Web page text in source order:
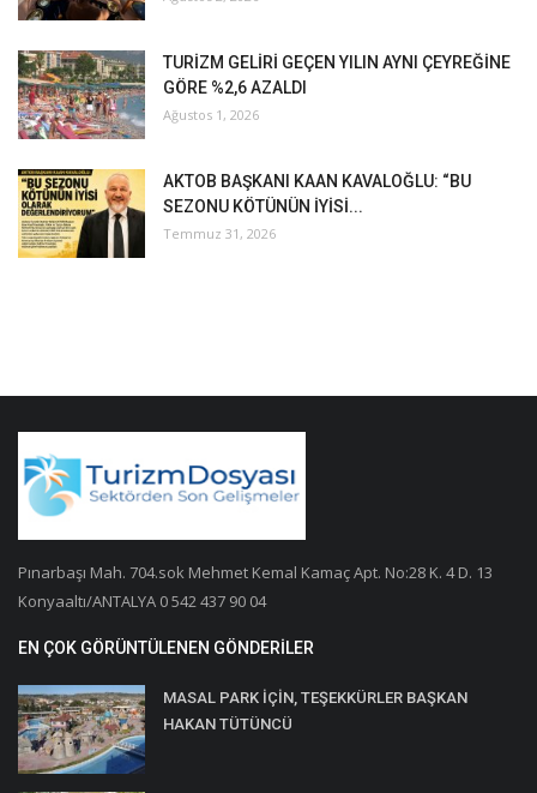
TURİZM GELİRİ GEÇEN YILIN AYNI ÇEYREĞİNE
GÖRE %2,6 AZALDI
Ağustos 1, 2026
AKTOB BAŞKANI KAAN KAVALOĞLU: “BU
SEZONU KÖTÜNÜN İYİSİ...
Temmuz 31, 2026
Pınarbaşı Mah. 704.sok Mehmet Kemal Kamaç Apt. No:28 K. 4 D. 13
Konyaaltı/ANTALYA 0 542 437 90 04
EN ÇOK GÖRÜNTÜLENEN GÖNDERILER
MASAL PARK İÇİN, TEŞEKKÜRLER BAŞKAN
HAKAN TÜTÜNCÜ